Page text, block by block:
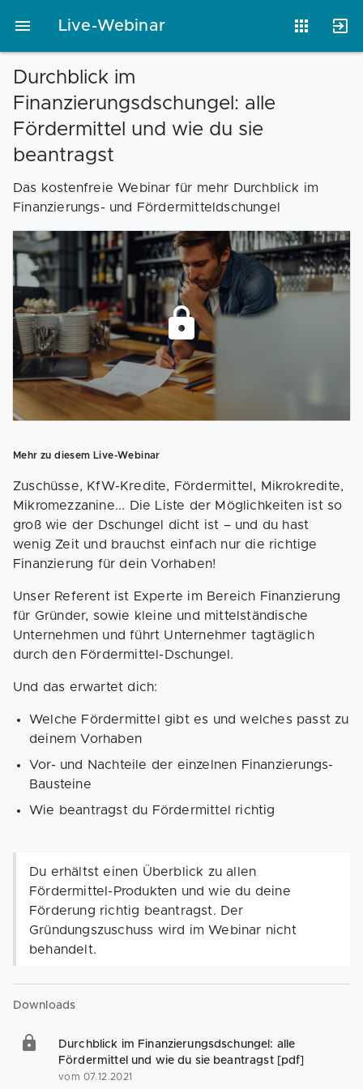
Live-Webinar
Vorlagen Neukunden
Club
Durchblick im
Finanzierungsdschungel: alle
Fördermittel und wie du sie
beantragst
Das kostenfreie Webinar für mehr Durchblick im
Finanzierungs- und Fördermitteldschungel
Mehr zu diesem Live-Webinar
Zuschüsse, KfW-Kredite, Fördermittel, Mikrokredite,
Mikromezzanine... Die Liste der Möglichkeiten ist so
groß wie der Dschungel dicht ist – und du hast
wenig Zeit und brauchst einfach nur die richtige
Finanzierung für dein Vorhaben!
Unser Referent ist Experte im Bereich Finanzierung
für Gründer, sowie kleine und mittelständische
Unternehmen und führt Unternehmer tagtäglich
durch den Fördermittel-Dschungel.
Und das erwartet dich:
Welche Fördermittel gibt es und welches passt zu
deinem Vorhaben
Vor- und Nachteile der einzelnen Finanzierungs-
Bausteine
Wie beantragst du Fördermittel richtig
Du erhältst einen Überblick zu allen
Fördermittel-Produkten und wie du deine
Förderung richtig beantragst. Der
Gründungszuschuss wird im Webinar nicht
behandelt.
Downloads
Durchblick im Finanzierungsdschungel: alle
Fördermittel und wie du sie beantragst [pdf]
vom 07.12.2021